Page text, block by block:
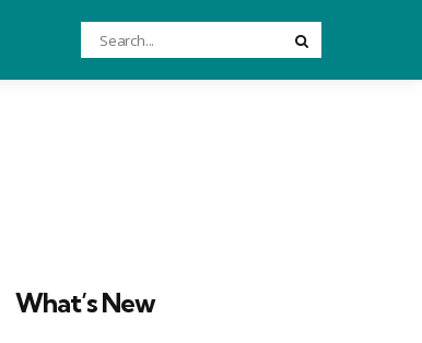
Search
for:
What’s New